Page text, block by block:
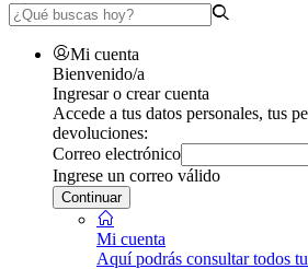
Mi cuenta
Bienvenido/a
Ingresar o crear cuenta
Accede a tus datos personales, tus
devoluciones:
Correo electrónico
Ingrese un correo válido
Continuar
Mi cuenta
Aquí podrás consultar todos